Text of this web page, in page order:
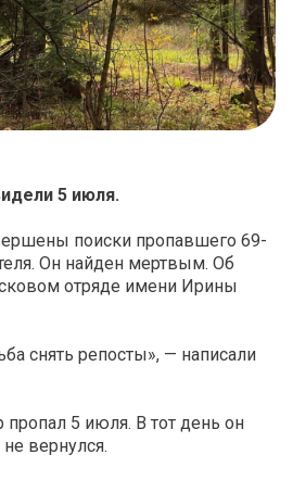
5 июля.
поиски пропавшего 69-
Он найден мертвым. Об
отряде имени Ирины
снять репосты», — написали
5 июля. В тот день он
вернулся.